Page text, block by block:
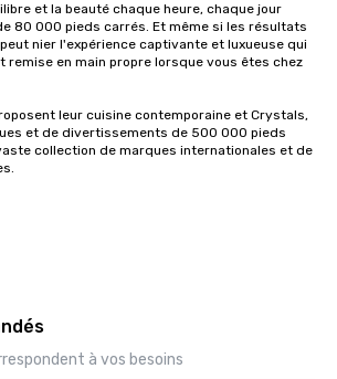
et la beauté chaque heure, chaque jour
80 000 pieds carrés. Et même si les résultats
nier l'expérience captivante et luxueuse qui
en main propre lorsque vous êtes chez
leur cuisine contemporaine et Crystals,
et de divertissements de 500 000 pieds
collection de marques internationales et de
à vos besoins